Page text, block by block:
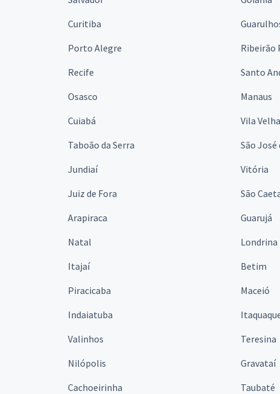
Curitiba
Porto Alegre
Ribeirão
Recife
Santo
Osasco
Manaus
Cuiabá
Vila Velha
Taboão da Serra
São José
Jundiaí
Vitória
Juiz de Fora
São
Arapiraca
Guarujá
Natal
Londrina
Itajaí
Betim
Piracicaba
Maceió
Indaiatuba
Valinhos
Teresina
Nilópolis
Gravataí
Cachoeirinha
Taubaté